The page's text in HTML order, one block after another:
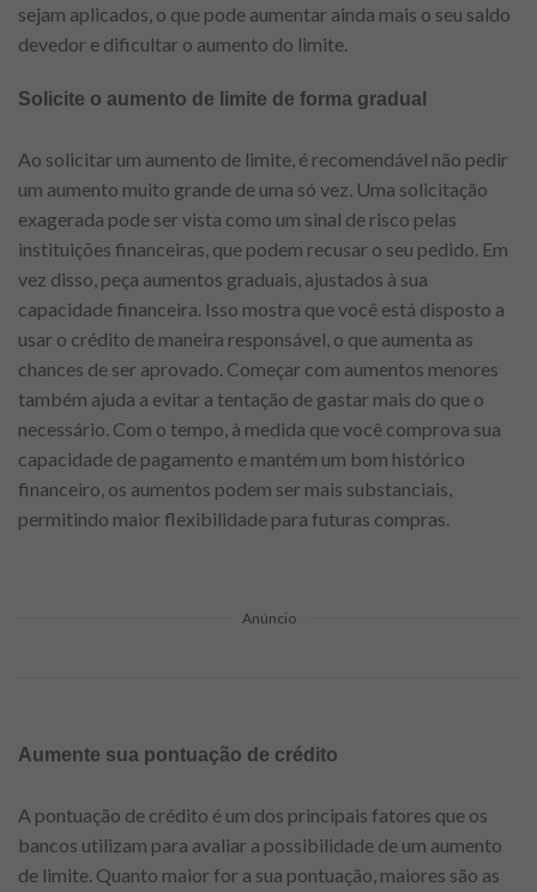
sejam aplicados, o que pode aumentar ainda mais o seu saldo
devedor e dificultar o aumento do limite.
Solicite o aumento de limite de forma gradual
Ao solicitar um aumento de limite, é recomendável não pedir
um aumento muito grande de uma só vez. Uma solicitação
exagerada pode ser vista como um sinal de risco pelas
instituições financeiras, que podem recusar o seu pedido. Em
vez disso, peça aumentos graduais, ajustados à sua
capacidade financeira. Isso mostra que você está disposto a
usar o crédito de maneira responsável, o que aumenta as
chances de ser aprovado. Começar com aumentos menores
também ajuda a evitar a tentação de gastar mais do que o
necessário. Com o tempo, à medida que você comprova sua
capacidade de pagamento e mantém um bom histórico
financeiro, os aumentos podem ser mais substanciais,
permitindo maior flexibilidade para futuras compras.
Anúncio
Aumente sua pontuação de crédito
A pontuação de crédito é um dos principais fatores que os
bancos utilizam para avaliar a possibilidade de um aumento
de limite. Quanto maior for a sua pontuação, maiores são as